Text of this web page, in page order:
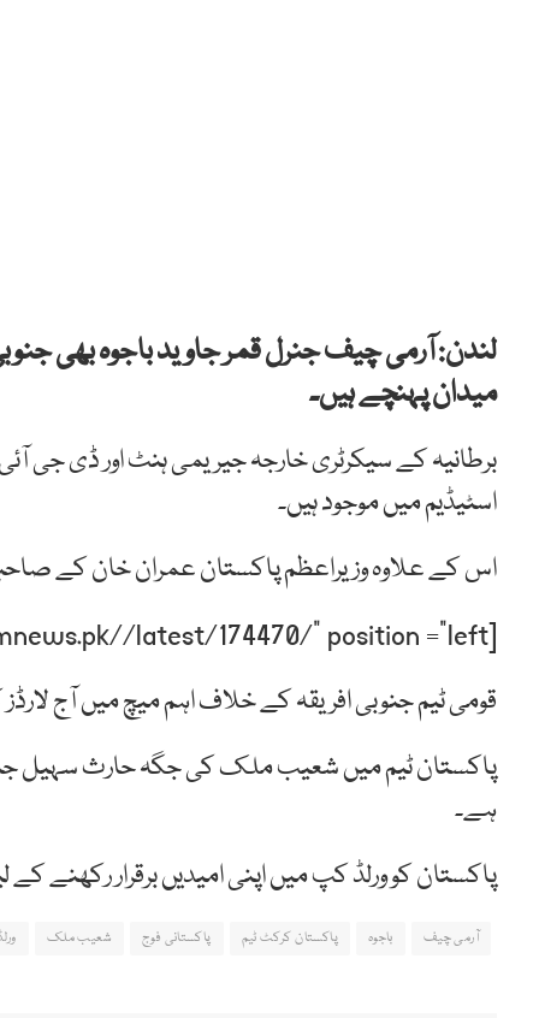
لندن: آرمی چیف جنرل قمر جاوید باجوہ بھی
میدان پہنچے ہیں۔
برطانیہ کے سیکرٹری خارجہ جیریمی ہنٹ اور ڈی جی
اسٹیڈیم میں موجود ہیں۔
اس کے علاوہ وزیراعظم پاکستان عمران خان کے
[post-relate link=”https://humnews.pk//latest/174470/” position =”left”]
قومی ٹیم جنوبی افریقہ کے خلاف اہم میچ میں آج
پاکستان ٹیم میں شعیب ملک کی جگہ حارث سہیل
ہے۔
پاکستان کو ورلڈ کپ میں اپنی امیدیں برقرار
آرمی چیف باجوہ پاکستان کرکٹ ٹیم پاکستانی فوج شعیب ملک